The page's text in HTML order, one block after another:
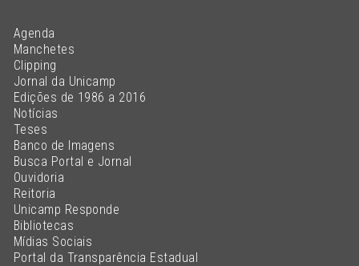
Agenda
Manchetes
Clipping
Jornal da Unicamp
Edições de 1986 a 2016
Notícias
Teses
Banco de Imagens
Busca Portal e Jornal
Ouvidoria
Reitoria
Unicamp Responde
Bibliotecas
Mídias Sociais
Portal da Transparência Estadual